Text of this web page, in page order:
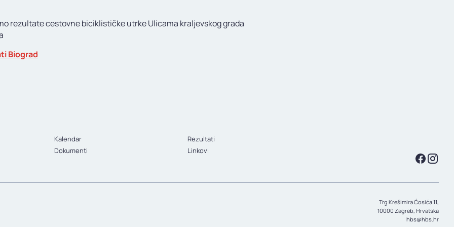
rezultate cestovne biciklističke utrke Ulicama kraljevskog grada
Biograd
Kalendar
Rezultati
Dokumenti
Linkovi
Trg Krešimira Ćosića 11,
10000 Zagreb, Hrvatska
hbs@hbs.hr